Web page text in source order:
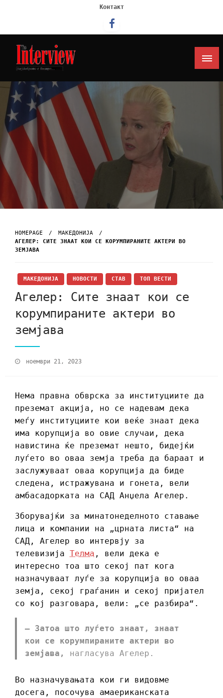
Контакт
Интервју
HOMEPAGE
МАКЕДОНИЈА
АГЕЛЕР: СИТЕ ЗНААТ КОИ СЕ КОРУМПИРАНИТЕ АКТЕРИ ВО
ЗЕМЈАВА
МАКЕДОНИЈА НОВОСТИ СТАВ ТОП ВЕСТИ
Агелер: Сите знаат кои се
корумпираните актери во
земјава
ноември 21, 2023
Нема правна обврска за институциите да
преземат акција, но се надевам дека
меѓу институциите кои веќе знаат дека
има корупција во овие случаи, дека
навистина ќе преземат нешто, бидејќи
луѓето во оваа земја треба да бараат и
заслужуваат оваа корупција да биде
следена, истражувана и гонета, вели
амбасадорката на САД Анџела Агелер.
Зборувајќи за минатонеделното ставање
лица и компании на „црната листа“ на
САД, Агелер во интервју за
телевизија Телма , вели дека е
интересно тоа што секој пат кога
назначуваат луѓе за корупција во оваа
земја, секој граѓанин и секој пријател
со кој разговара, вели: „се разбира“.
– Затоа што луѓето знаат, знаат
кои се корумпираните актери во
земјава,
нагласува Агелер.
Во назначувањата кои ги видовме
досега, посочува амаериканската